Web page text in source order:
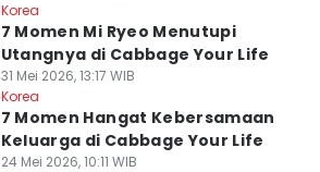
Korea
7 Momen Mi Ryeo Menutupi
Utangnya di Cabbage Your Life
31 Mei 2026, 13:17 WIB
Korea
7 Momen Hangat Kebersamaan
Keluarga di Cabbage Your Life
24 Mei 2026, 10:11 WIB